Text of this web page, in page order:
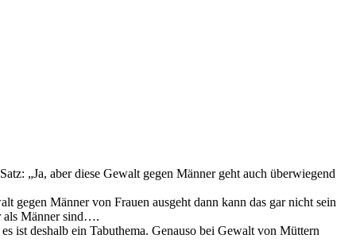
„Ja, aber diese Gewalt gegen Männer geht auch überwiegend
gegen Männer von Frauen ausgeht dann kann das gar nicht sein
als Männer sind….
ist deshalb ein Tabuthema. Genauso bei Gewalt von Müttern